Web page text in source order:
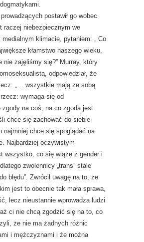
postawił go wobec
raczej niebezpiecznym we
medialnym klimacie, pytaniem: „ Co
kłamstwo naszego wieku,
nie zajęliśmy się?” Murray, który
odpowiedział, że
„… wszystkie mają ze sobą
wymaga się od
zgody na coś, na co zgoda jest
chce się zachować do siebie
najmniej chce się spoglądać na
Najbardziej oczywistym
wszystko, co się wiąże z gender i
zwolennicy „trans” stale
błędu”. Zwrócił uwagę na to, że
jest to obecnie tak mała sprawa,
lecz nieustannie wprowadza ludzi
ci nie chcą zgodzić się na to, co
że nie ma żadnych różnic
i mężczyznami i że można